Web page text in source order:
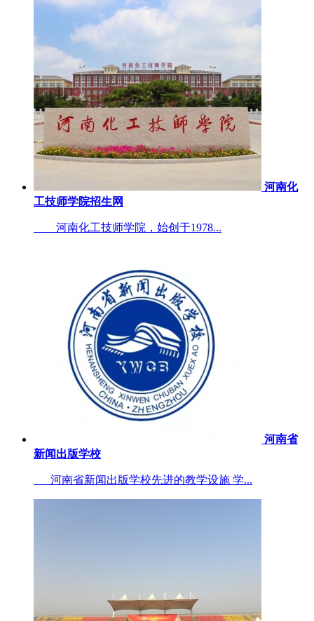
河南化
工技师学院招生网
河南化工技师学院，始创于1978...
河南省
新闻出版学校
河南省新闻出版学校先进的教学设施 学...